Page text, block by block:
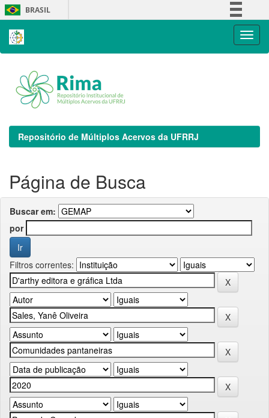
Skip
navigation
BRASIL
Repositório de Múltiplos Acervos da UFRRJ
Página de Busca
Buscar em:
por
Filtros correntes: